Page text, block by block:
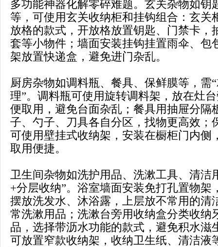
多功能神器化解零碎难题。玄关杂物如钥
等，可使用玄关收纳柜和挂钩组合：玄关
放格的款式，开放格放置钥匙、门禁卡，
套等小物件；墙面安装挂钩挂置雨伞、包
架放置快递盒，避免进门杂乱。
厨房杂物如调料瓶、餐具、保鲜膜等，需
理”。调料瓶可使用旋转调料架，放在灶
便取用，避免台面杂乱；餐具用抽屉分隔
子、勺子、刀具各自分区，找物更高效；
可使用壁挂式收纳架，安装在橱柜门内侧
取用便捷。
卫生间杂物如洗护用品、洗漱工具、清洁
+分层收纳”。浴室墙面安装免打孔置物架
摆放洗发水、沐浴露，上层放不常用的清
常洗漱用品；洗漱台旁用收纳盒分类收纳
品，选择带沥水功能的款式，避免积水滋
可放置窄款收纳架，收纳卫生纸、清洁液